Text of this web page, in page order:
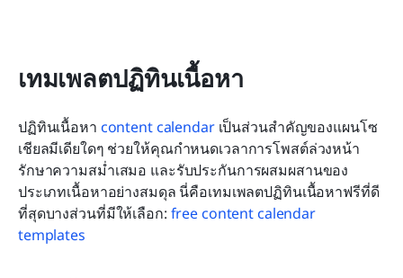
เทมเพลตปฏิทินเนื้อหา
ปฏิทินเนื้อหา content calendar เป็นส่วนสำคัญของแผนโซ
เชียลมีเดียใดๆ ช่วยให้คุณกำหนดเวลาการโพสต์ล่วงหน้า
รักษาความสม่ำเสมอ และรับประกันการผสมผสานของ
ประเภทเนื้อหาอย่างสมดุล นี่คือเทมเพลตปฏิทินเนื้อหาฟรีที่ดี
ที่สุดบางส่วนที่มีให้เลือก: free content calendar
templates